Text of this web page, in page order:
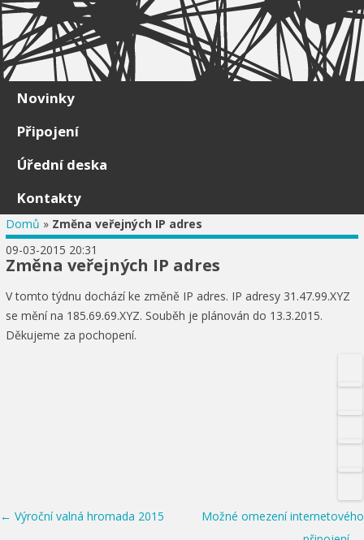
Skip to content
Novinky
Připojení
Úřední deska
Kontakty
Domů » Změna veřejných IP adres
09-03-2015 20:31
Změna veřejných IP adres
V tomto týdnu dochází ke změně IP adres. IP adresy 31.47.99.XYZ
se mění na 185.69.69.XYZ. Souběh je plánován do 13.3.2015.
Děkujeme za pochopení.
Post navigation
← Výroční valná hromada 2015
Možné omezení internetového